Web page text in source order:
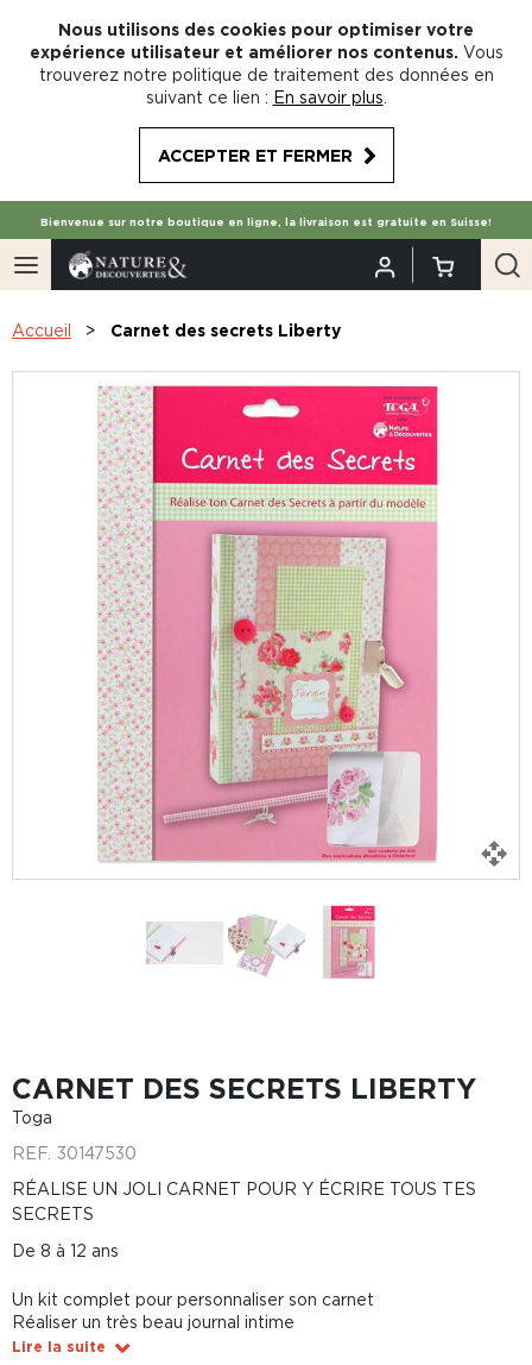
Nous utilisons des cookies pour optimiser votre
expérience utilisateur et améliorer nos contenus. Vous
trouverez notre politique de traitement des données en
suivant ce lien : En savoir plus
ACCEPTER ET FERMER
Bienvenue sur notre boutique en ligne, la livraison est gratuite en Suisse!
Accueil Carnet des secrets Liberty
CARNET DES SECRETS LIBERTY
Toga
REF. 30147530
RÉALISE UN JOLI CARNET POUR Y ÉCRIRE TOUS TES
SECRETS
De 8 à 12 ans
Un kit complet pour personnaliser son carnet
Réaliser un très beau journal intime
Lire la suite